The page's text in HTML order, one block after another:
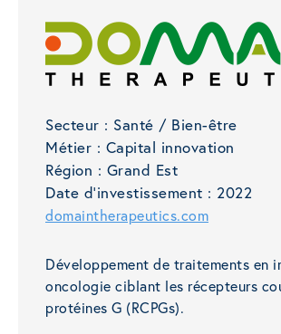
Secteur : Santé / Bien-être
Métier : Capital innovation
Région : Grand Est
Date d'investissement : 2022
domaintherapeutics.com
Développement de traitements en
oncologie ciblant les récepteurs
protéines G (RCPGs).